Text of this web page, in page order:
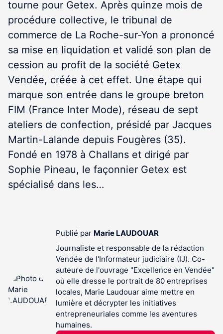
tourne pour Getex. Après quinze mois de
procédure collective, le tribunal de
commerce de La Roche-sur-Yon a prononcé
sa mise en liquidation et validé son plan de
cession au profit de la société Getex
Vendée, créée à cet effet. Une étape qui
marque son entrée dans le groupe breton
FIM (France Inter Mode), réseau de sept
ateliers de confection, présidé par Jacques
Martin-Lalande depuis Fougères (35).
Fondé en 1978 à Challans et dirigé par
Sophie Pineau, le façonnier Getex est
spécialisé dans les…
Publié par Marie LAUDOUAR
Journaliste et responsable de la rédaction
Vendée de l'Informateur judiciaire (IJ). Co-
auteure de l'ouvrage "Excellence en Vendée"
où elle dresse le portrait de 80 entreprises
locales, Marie Laudouar aime mettre en
lumière et décrypter les initiatives
entrepreneuriales comme les aventures
humaines.